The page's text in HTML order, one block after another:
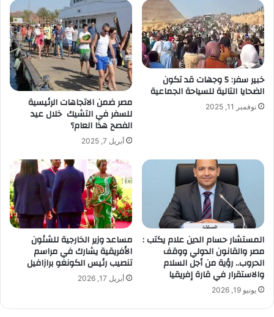
خبير سفر: 5 وجهات قد تكون
الضحايا التالية للسياحة الجماعية
نوفمبر 11, 2025 مصر ضمن الاتجاهات الرئيسية
للسفر في التشيك خلال عيد
الفصح هذا العام؟
أبريل 7, 2025
المستشار حسام الدين علام يكتب :
مصر والقانون الدولي ووقف
الحروب.. رؤية من أجل السلام
والاستقرار في قارة إفريقيا
يونيو 19, 2026
مساعد وزير الخارجية للشئون
الأفريقية يشارك في مراسم
تنصيب رئيس الكونغو برازافيل
أبريل 17, 2026